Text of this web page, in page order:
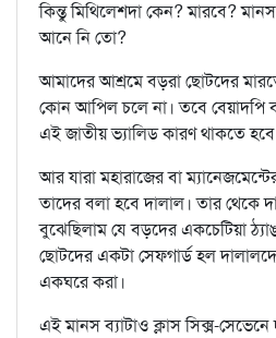
কিন্তু মিথিলেশদা কেন? মারবে?
আনে নি তো?
আমাদের আশ্রমে বড়রা ছোটদের
কোন আপিল চলে না। তবে বেয়াদপি
এই জাতীয় ভ্যালিড কারণ থাকতে
আর যারা মহারাজের বা
তাদের বলা হবে দালাল। তার থেকে
বুঝেছিলাম যে বড়দের একচেটিয়া
ছোটদের একটা সেফগার্ড হল
একঘরে করা।
এই মানস ব্যাটাও ক্লাস সিক্স-